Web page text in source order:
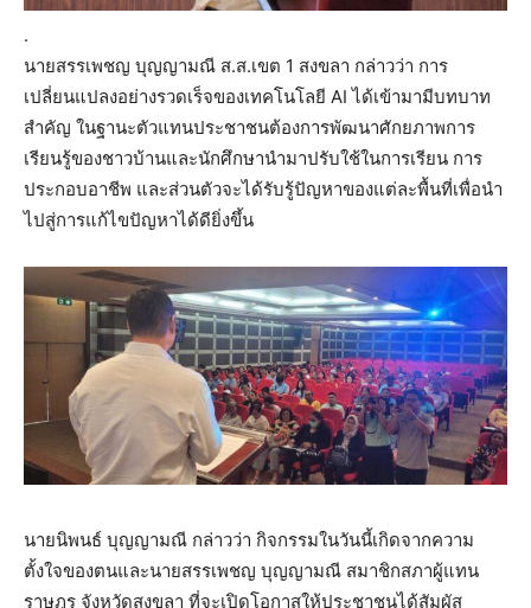
.
นายสรรเพชญ บุญญามณี ส.ส.เขต 1 สงขลา กล่าวว่า การ
เปลี่ยนแปลงอย่างรวดเร็จของเทคโนโลยี AI ได้เข้ามามีบทบาท
สำคัญ ในฐานะตัวแทนประชาชนต้องการพัฒนาศักยภาพการ
เรียนรู้ของชาวบ้านและนักศึกษานำมาปรับใช้ในการเรียน การ
ประกอบอาชีพ และส่วนตัวจะได้รับรู้ปัญหาของแต่ละพื้นที่เพื่อนำ
ไปสู่การแก้ไขปัญหาได้ดียิ่งขึ้น
นายนิพนธ์ บุญญามณี กล่าวว่า กิจกรรมในวันนี้เกิดจากความ
ตั้งใจของตนและนายสรรเพชญ บุญญามณี สมาชิกสภาผู้แทน
ราษฎร จังหวัดสงขลา ที่จะเปิดโอกาสให้ประชาชนได้สัมผัส